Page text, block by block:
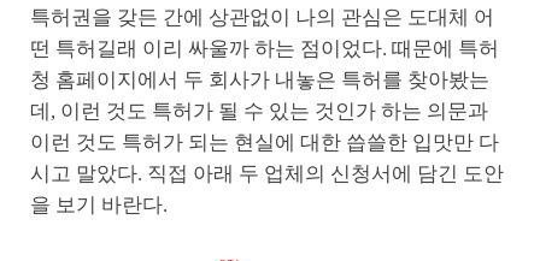
특허권을 갖든 간에 상관없이 나의 관심은 도대체 어
떤 특허길래 이리 싸울까 하는 점이었다. 때문에 특허
청 홈페이지에서 두 회사가 내놓은 특허를 찾아봤는
데, 이런 것도 특허가 될 수 있는 것인가 하는 의문과
이런 것도 특허가 되는 현실에 대한 씁쓸한 입맛만 다
시고 말았다. 직접 아래 두 업체의 신청서에 담긴 도안
을 보기 바란다.